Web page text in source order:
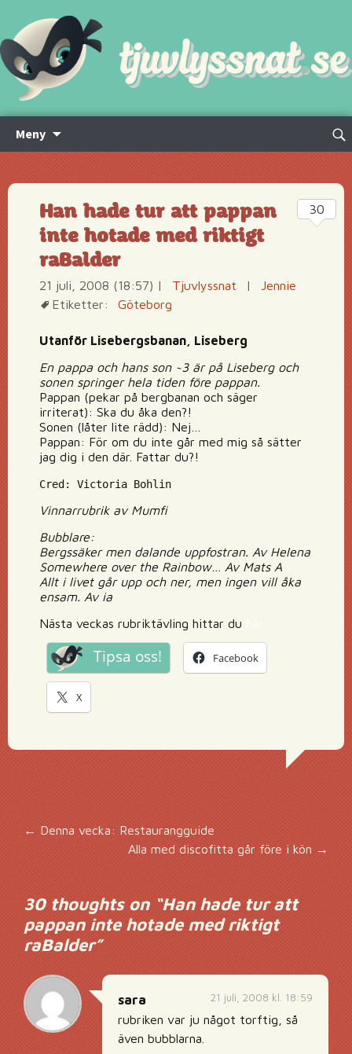
Meny
innehåll
Sök
Han hade tur att pappan
inte hotade med riktigt
raBalder
21 juli, 2008 (18:57) | Tjuvlyssnat |
Jennie
Etiketter:
Göteborg
Utanför Lisebergsbanan, Liseberg
En pappa och hans son ~3 är på Liseberg och
sonen springer hela tiden före pappan.
Pappan (pekar på bergbanan och säger
irriterat): Ska du åka den?!
Sonen (låter lite rädd): Nej…
Pappan: För om du inte går med mig så sätter
jag dig i den där. Fattar du?!
Cred: Victoria Bohlin
Vinnarrubrik av Mumfi
Bubblare:
Bergssäker men dalande uppfostran. Av Helena
Somewhere over the Rainbow… Av Mats A
Allt i livet går upp och ner, men ingen vill åka
ensam. Av ia
Nästa veckas rubriktävling hittar du
Tipsa oss! Facebook
X
30
Inläggsnavigering
← Denna vecka: Restaurangguide
Alla med discofitta går före i kön→
30 thoughts on “Han hade tur att
pappan inte hotade med riktigt
raBalder”
21 juli, 2008 kl. 18:59
sara
rubriken var ju något torftig, så
även bubblarna.